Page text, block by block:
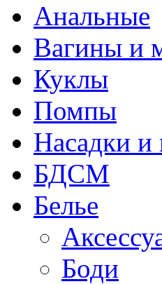
Анальные
Вагины и
Куклы
Помпы
Насадки и
БДСМ
Белье
Боди